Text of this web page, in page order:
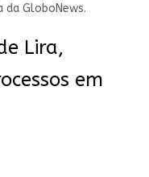
GloboNews.
Lira,
em